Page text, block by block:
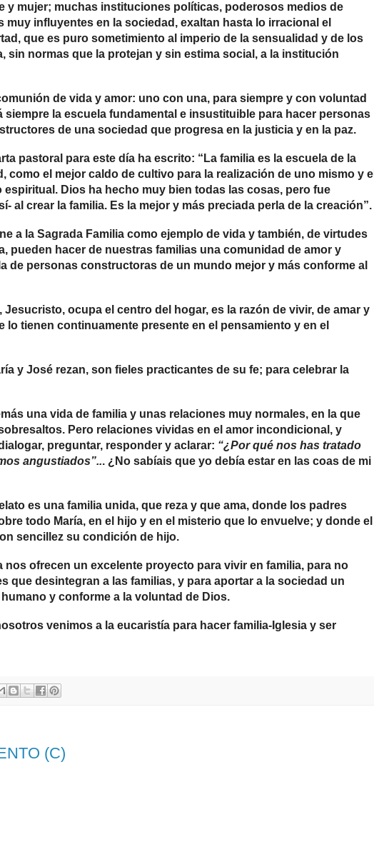
y mujer; muchas instituciones políticas, poderosos medios de
influyentes en la sociedad, exaltan hasta lo irracional el
que es puro sometimiento al imperio de la sensualidad y de los
sin normas que la protejan y sin estima social, a la institución
de vida y amor: uno con una, para siempre y con voluntad
siempre la escuela fundamental e insustituible para hacer personas
de una sociedad que progresa en la justicia y en la paz.
pastoral para este día ha escrito: “La familia es la escuela de la
como el mejor caldo de cultivo para la realización de uno mismo y el
Dios ha hecho muy bien todas las cosas, pero fue
al crear la familia. Es la mejor y más preciada perla de la creación”.
a la Sagrada Familia como ejemplo de vida y también, de virtudes
pueden hacer de nuestras familias una comunidad de amor y
de personas constructoras de un mundo mejor y más conforme al
Jesucristo, ocupa el centro del hogar, es la razón de vivir, de amar y
lo tienen continuamente presente en el pensamiento y en el
y José rezan, son fieles practicantes de su fe; para celebrar la
una vida de familia y unas relaciones muy normales, en la que
Pero relaciones vividas en el amor incondicional, y
preguntar, responder y aclarar: “¿Por qué nos has tratado
angustiados”... ¿No sabíais que yo debía estar en las coas de mi
es una familia unida, que reza y que ama, donde los padres
todo María, en el hijo y en el misterio que lo envuelve; y donde el
sencillez su condición de hijo.
nos ofrecen un excelente proyecto para vivir en familia, para no
que desintegran a las familias, y para aportar a la sociedad un
y conforme a la voluntad de Dios.
venimos a la eucaristía para hacer familia-Iglesia y ser
(C)